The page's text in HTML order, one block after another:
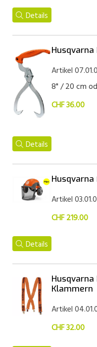
Details
Artikel
8" / 20 cm
CHF 36.00
Details
Artikel
CHF 219.00
Details
Klammern
Artikel
CHF 32.00